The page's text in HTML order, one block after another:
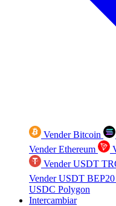
Vender Bitcoin
Vender Ethereum
Vender USDT
Vender USDT BEP20
USDC Polygon
Intercambiar